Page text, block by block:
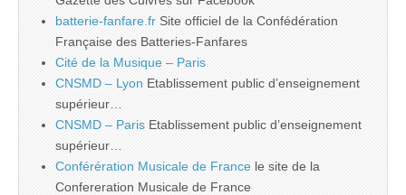
batterie-fanfare.fr Site officiel de la Confédération
Française des Batteries-Fanfares
Cité de la Musique – Paris
CNSMD – Lyon Etablissement public d’enseignement
supérieur…
CNSMD – Paris Etablissement public d’enseignement
supérieur…
Conférération Musicale de France le site de la
Confereration Musicale de France